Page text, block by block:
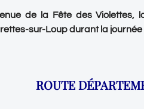
de la Fête des Violettes,
sur-Loup durant la
ROUTE